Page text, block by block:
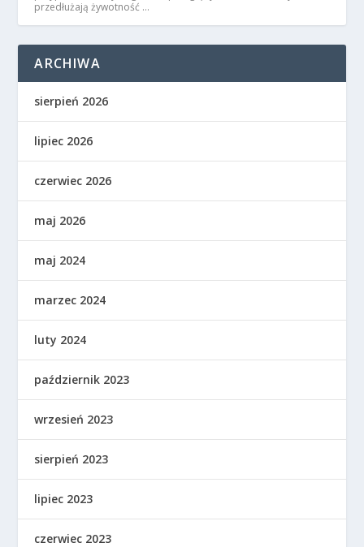
przedłużają żywotność …
ARCHIWA
sierpień 2026
lipiec 2026
czerwiec 2026
maj 2026
maj 2024
marzec 2024
luty 2024
październik 2023
wrzesień 2023
sierpień 2023
lipiec 2023
czerwiec 2023